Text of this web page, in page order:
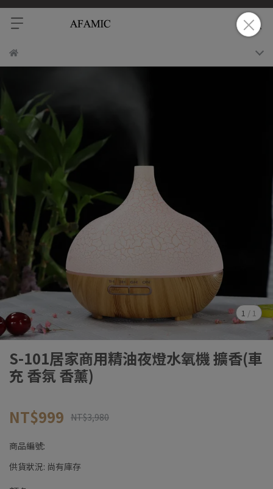
1 / 1
S-101居家商用精油夜燈水氧機 擴香(車
充 香氛 香薰)
NT$999 NT$3,980
商品編號:
供貨狀況: 尚有庫存